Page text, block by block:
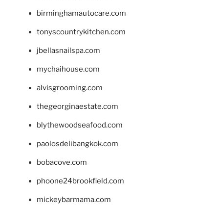
birminghamautocare.com
tonyscountrykitchen.com
jbellasnailspa.com
mychaihouse.com
alvisgrooming.com
thegeorginaestate.com
blythewoodseafood.com
paolosdelibangkok.com
bobacove.com
phoone24brookfield.com
mickeybarmama.com